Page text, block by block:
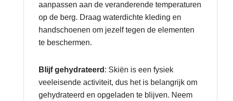
aanpassen aan de veranderende temperaturen
op de berg. Draag waterdichte kleding en
handschoenen om jezelf tegen de elementen
te beschermen.
Blijf gehydrateerd : Skiën is een fysiek
veeleisende activiteit, dus het is belangrijk om
gehydrateerd en opgeladen te blijven. Neem